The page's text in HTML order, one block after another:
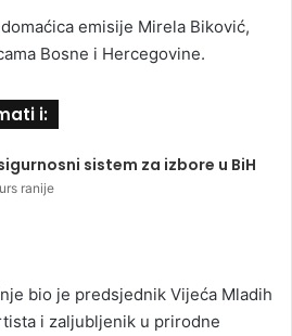
emisije Mirela Biković,
Bosne i Hercegovine.
i:
sistem za izbore u BiH
ranije
bio je predsjednik Vijeća Mladih
i zaljubljenik u prirodne